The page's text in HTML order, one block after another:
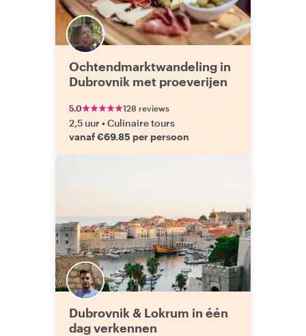
Ochtendmarktwandeling in
Dubrovnik met proeverijen
5.0 128 reviews
2,5 uur •Culinaire tours
vanaf €69.85 per persoon
Dubrovnik & Lokrum in één
dag verkennen